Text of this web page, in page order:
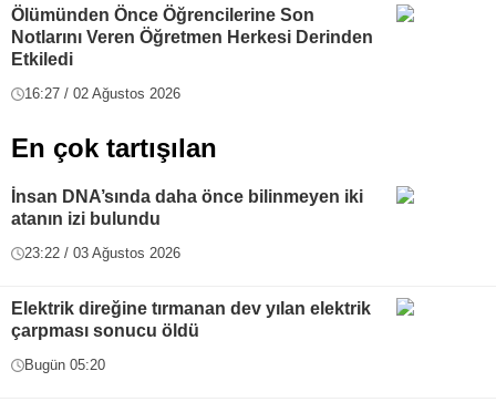
Ölümünden Önce Öğrencilerine Son
Notlarını Veren Öğretmen Herkesi Derinden
Etkiledi
16:27 / 02 Ağustos 2026
En çok tartışılan
İnsan DNA’sında daha önce bilinmeyen iki
atanın izi bulundu
23:22 / 03 Ağustos 2026
Elektrik direğine tırmanan dev yılan elektrik
çarpması sonucu öldü
Bugün 05:20